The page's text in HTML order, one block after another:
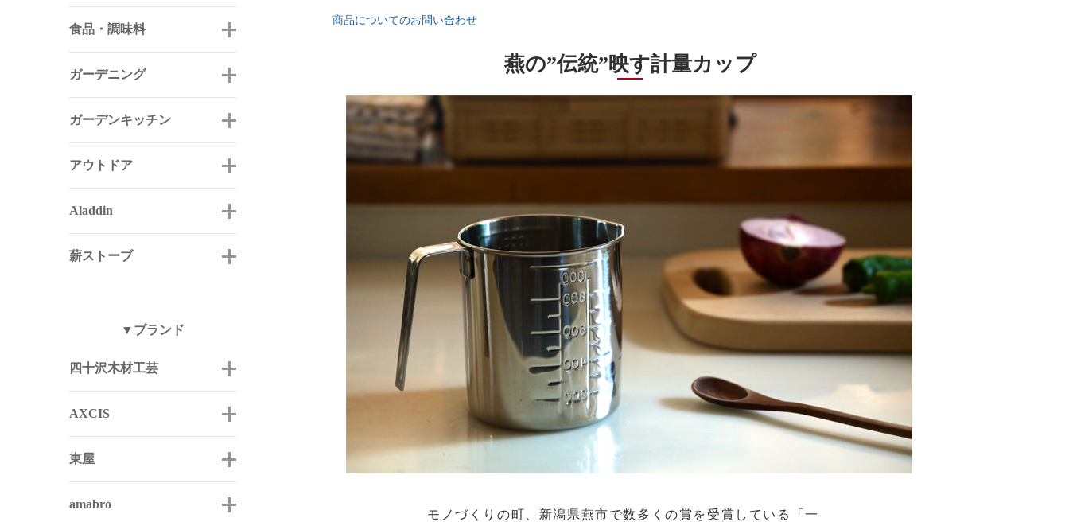
食品・調味料
ガーデニング
ガーデンキッチン
アウトドア
Aladdin
薪ストーブ
▼ブランド
四十沢木材工芸
AXCIS
東屋
amabro
商品についてのお問い合わせ
燕の”伝統”映す計量カップ
モノづくりの町、新潟県燕市で数多くの賞を受賞している「一